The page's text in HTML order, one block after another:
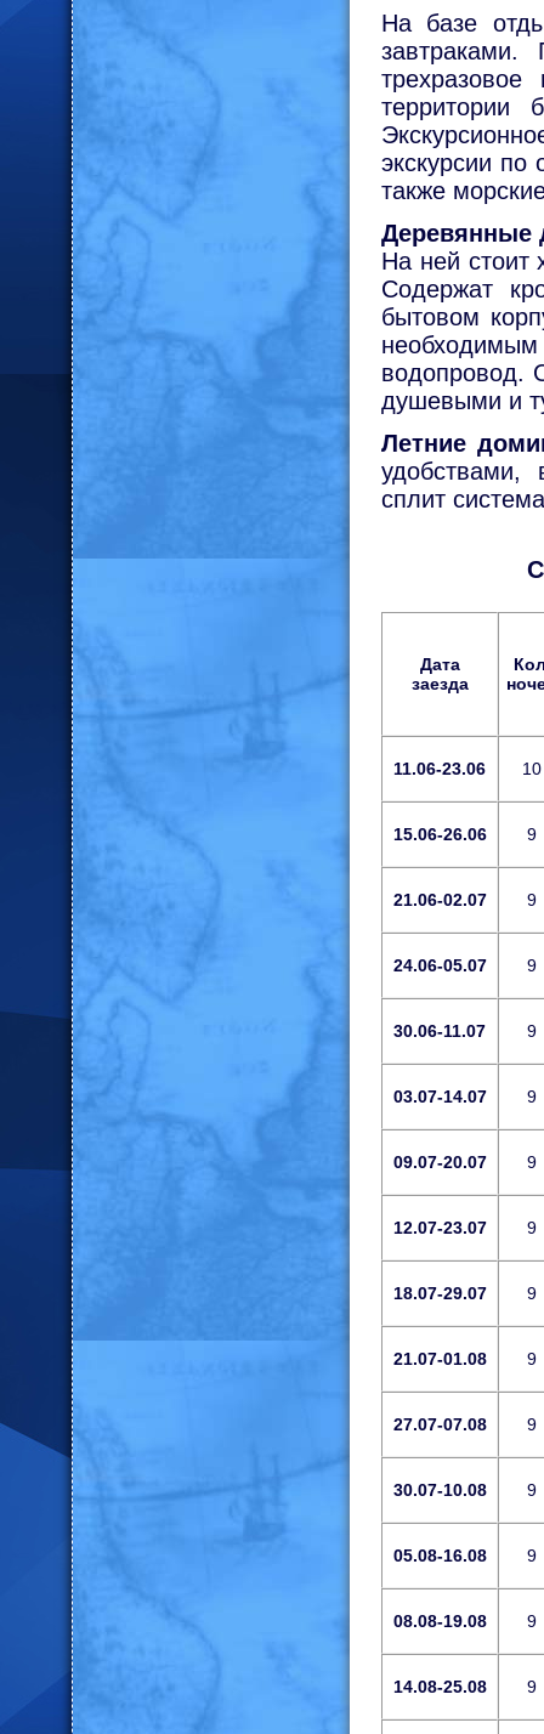
На базе
завтраками.
территории
экскурсии
также
Деревянные
На ней стоит
Содержат
бытовом
водопровод.
душевыми и
Летние
сплит
Дата
заезда
11.06-23.06 10
15.06-26.06 9
21.06-02.07 9
24.06-05.07 9
30.06-11.07 9
03.07-14.07 9
09.07-20.07 9
12.07-23.07 9
18.07-29.07 9
21.07-01.08 9
27.07-07.08 9
30.07-10.08 9
05.08-16.08 9
08.08-19.08 9
14.08-25.08 9